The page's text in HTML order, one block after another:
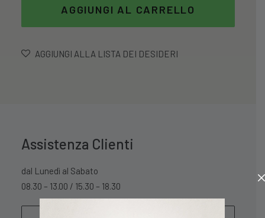
Brio
30Cl
AGGIUNGI AL CARRELLO
AGGIUNGI ALLA LISTA DEI DESIDERI
Assistenza Clienti
dal Lunedì al Sabato
08.30 – 13.00 / 15.30 – 18.30